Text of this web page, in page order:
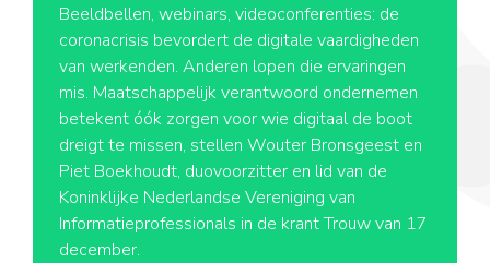
Beeldbellen, webinars, videoconferenties: de
coronacrisis bevordert de digitale vaardigheden
van werkenden. Anderen lopen die ervaringen
mis. Maatschappelijk verantwoord ondernemen
betekent óók zorgen voor wie digitaal de boot
dreigt te missen, stellen Wouter Bronsgeest en
Piet Boekhoudt, duovoorzitter en lid van de
Koninklijke Nederlandse Vereniging van
Informatieprofessionals in de krant Trouw van 17
december.